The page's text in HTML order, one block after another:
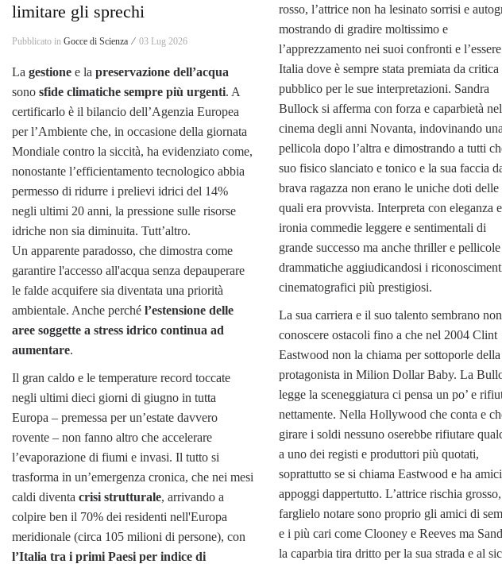
limitare gli sprechi
Pubblicato in Gocce di Scienza ⁄ 03 Lug 2026
La gestione e la preservazione dell’acqua
sono sfide climatiche sempre più urgenti. A
certificarlo è il bilancio dell’Agenzia Europea
per l’Ambiente che, in occasione della giornata
Mondiale contro la siccità, ha evidenziato come,
nonostante l’efficientamento tecnologico abbia
permesso di ridurre i prelievi idrici del 14%
negli ultimi 20 anni, la pressione sulle risorse
idriche non sia diminuita. Tutt’altro.
Un apparente paradosso, che dimostra come
garantire l'accesso all'acqua senza depauperare
le falde acquifere sia diventata una priorità
ambientale. Anche perché l’estensione delle
aree soggette a stress idrico continua ad
aumentare.
Il gran caldo e le temperature record toccate
negli ultimi dieci giorni di giugno in tutta
Europa – premessa per un’estate davvero
rovente – non fanno altro che accelerare
l’evaporazione di fiumi e invasi. Il tutto si
trasforma in un’emergenza cronica, che nei mesi
caldi diventa crisi strutturale, arrivando a
colpire ben il 70% dei residenti nell'Europa
meridionale (circa 105 milioni di persone), con
l’Italia tra i primi Paesi per indice di
rosso, l’attrice non ha lesinato sorrisi e
mostrando di gradire moltissimo e
l’apprezzamento nei suoi confronti e
Italia dove è sempre stata premiata da critica
pubblico per le sue interpretazioni. Sandra
Bullock si afferma con forza e caparbietà nel
cinema degli anni Novanta, indovinando una
pellicola dopo l’altra e dimostrando a tutti
suo fisico slanciato e tonico e la sua faccia
brava ragazza non erano le uniche doti delle
quali era provvista. Interpreta con eleganza e
ironia commedie leggere e sentimentali di
grande successo ma anche thriller e pellicole
drammatiche aggiudicandosi i
cinematografici più prestigiosi.
La sua carriera e il suo talento sembrano non
conoscere ostacoli fino a che nel 2004 Clint
Eastwood non la chiama per sottoporle della
protagonista in Milion Dollar Baby. La
legge la sceneggiatura ci pensa un po’ e
nettamente. Nella Hollywood che conta e
girare i soldi nessuno oserebbe rifiutare
a uno dei registi e produttori più quotati,
soprattutto se si chiama Eastwood e ha
appoggi dappertutto. L’attrice rischia grosso,
farglielo notare sono proprio gli amici di
e i più cari come Clooney e Reeves ma
la caparbia tira dritto per la sua strada e al